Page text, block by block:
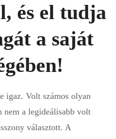
és el tudja
a saját
igaz. Volt számos olyan
nem a legideálisabb volt
választott. A